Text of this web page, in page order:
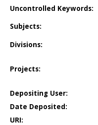
Uncontrolled Keywords:
Subjects:
Divisions:
Projects:
Depositing User:
Date Deposited:
URI: